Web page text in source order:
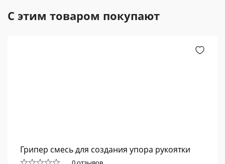
С этим товаром покупают
Грипер смесь для создания упора рукоятки